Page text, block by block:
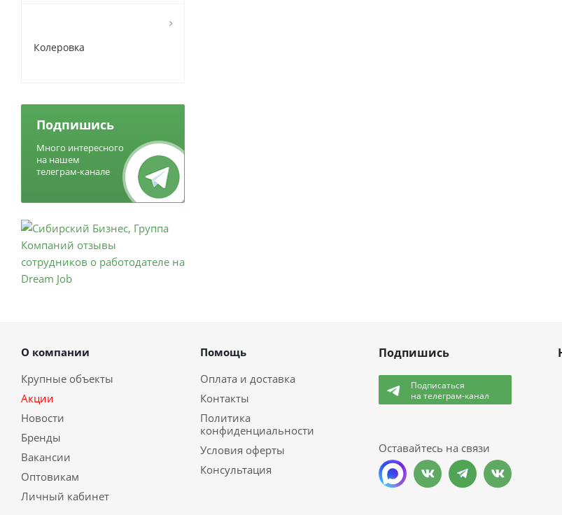
Колеровка
Подпишись
Много интересного
на нашем
телеграм-канале
О компании
Крупные объекты
Акции
Новости
Бренды
Вакансии
Оптовикам
Личный кабинет
Помощь
Оплата и доставка
Контакты
Политика
конфиденциальности
Условия оферты
Консультация
Подпишись
Подписаться
на телеграм-канал
Оставайтесь на связи